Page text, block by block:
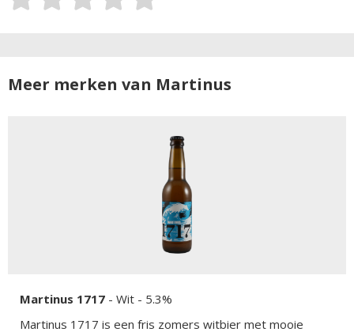
Meer merken van Martinus
Martinus 1717 - Wit - 5.3%
Martinus 1717 is een fris zomers witbier met mooie